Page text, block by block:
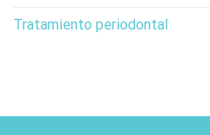
Tratamiento periodontal